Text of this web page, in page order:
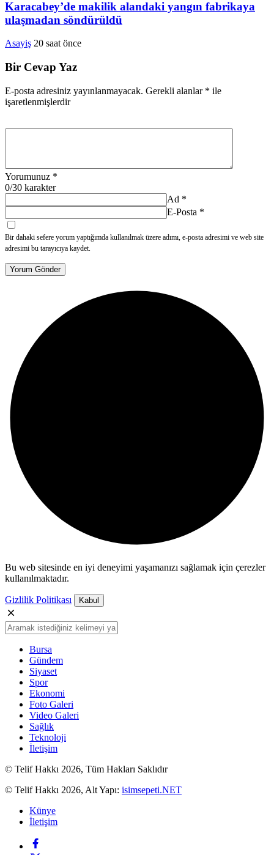
Karacabey’de makilik alandaki yangın fabrikaya
ulaşmadan söndürüldü
Asayiş 20 saat önce
Bir Cevap Yaz
E-posta adresiniz yayınlanmayacak. Gerekli alanlar * ile
işaretlenmişlerdir
Yorumunuz *
0/30 karakter
Ad *
E-Posta *
Bir dahaki sefere yorum yaptığımda kullanılmak üzere adımı, e-posta adresimi ve web site
adresimi bu tarayıcıya kaydet.
Yorum Gönder
Bu web sitesinde en iyi deneyimi yaşamanızı sağlamak için çerezler
kullanılmaktadır.
Gizlilik Politikası Kabul
Bursa
Gündem
Siyaset
Spor
Ekonomi
Foto Galeri
Video Galeri
Sağlık
Teknoloji
İletişim
© Telif Hakkı 2026, Tüm Hakları Saklıdır
© Telif Hakkı 2026, Alt Yapı: isimsepeti.NET
Künye
İletişim